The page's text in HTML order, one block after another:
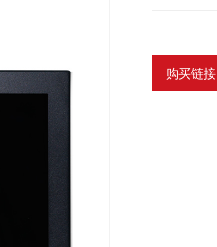
购买链接